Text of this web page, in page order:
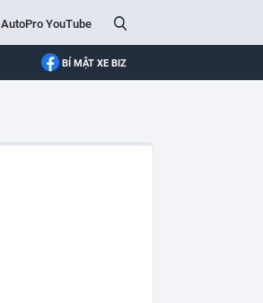
AutoPro YouTube
BÍ MẬT XE BIZ